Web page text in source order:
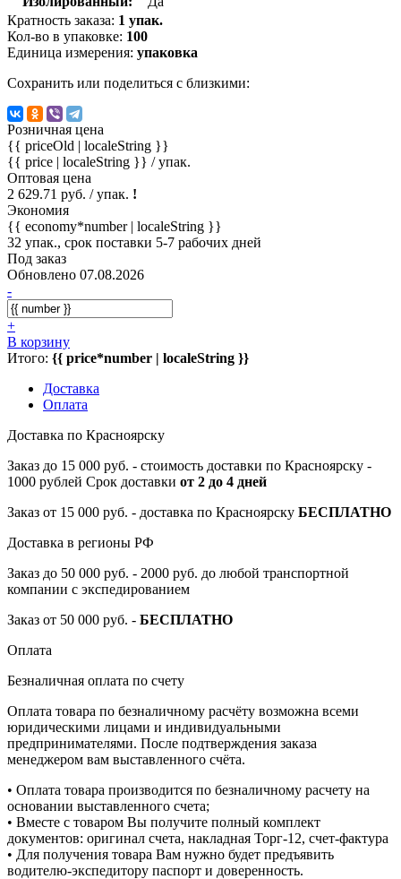
Кратность заказа: 1 упак.
Кол-во в упаковке: 100
Единица измерения: упаковка
Сохранить или поделиться с близкими:
Розничная цена
{{ priceOld | localeString }}
{{ price | localeString }} / упак.
Оптовая цена
2 629.71 руб. / упак. !
Экономия
{{ economy*number | localeString }}
32 упак., срок поставки 5-7 рабочих дней
Под заказ
Обновлено 07.08.2026
-
+
В корзину
Итого: {{ price*number | localeString }}
Доставка
Оплата
Доставка по Красноярску
Заказ до 15 000 руб. - стоимость доставки по Красноярску -
1000 рублей Срок доставки от 2 до 4 дней
Заказ от 15 000 руб. - доставка по Красноярску БЕСПЛАТНО
Доставка в регионы РФ
Заказ до 50 000 руб. - 2000 руб. до любой транспортной
компании с экспедированием
Заказ от 50 000 руб. - БЕСПЛАТНО
Оплата
Безналичная оплата по счету
Оплата товара по безналичному расчёту возможна всеми
юридическими лицами и индивидуальными
предпринимателями. После подтверждения заказа
менеджером вам выставленного счёта.
• Оплата товара производится по безналичному расчету на
основании выставленного счета;
• Вместе с товаром Вы получите полный комплект
документов: оригинал счета, накладная Торг-12, счет-фактура
• Для получения товара Вам нужно будет предъявить
водителю-экспедитору паспорт и доверенность.